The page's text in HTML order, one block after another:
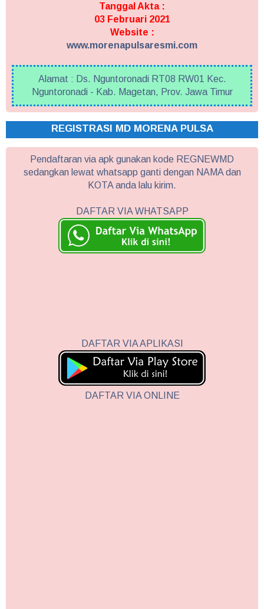
Tanggal Akta :
03 Februari 2021
Website :
www.morenapulsaresmi.com
Alamat : Ds. Nguntoronadi RT08 RW01 Kec.
Nguntoronadi - Kab. Magetan, Prov. Jawa Timur
REGISTRASI MD MORENA PULSA
Pendaftaran via apk gunakan kode REGNEWMD
sedangkan lewat whatsapp ganti dengan NAMA dan
KOTA anda lalu kirim.
DAFTAR VIA WHATSAPP
DAFTAR VIA APLIKASI
DAFTAR VIA ONLINE